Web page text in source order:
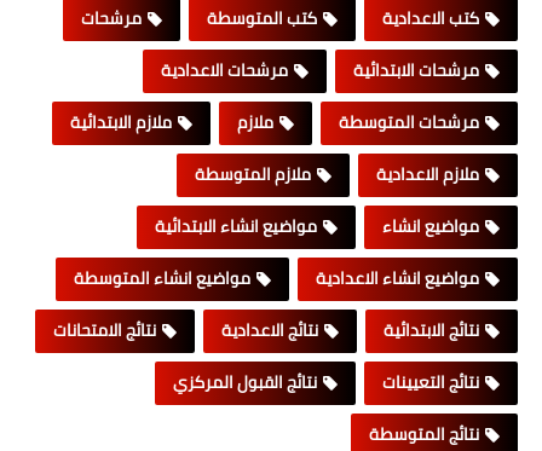
كتب الاعدادية
كتب المتوسطة
مرشحات
مرشحات الابتدائية
مرشحات الاعدادية
مرشحات المتوسطة
ملازم
ملازم الابتدائية
ملازم الاعدادية
ملازم المتوسطة
مواضيع انشاء
مواضيع انشاء الابتدائية
مواضيع انشاء الاعدادية
مواضيع انشاء المتوسطة
نتائج الابتدائية
نتائج الاعدادية
نتائج الامتحانات
نتائج التعيينات
نتائج القبول المركزي
نتائج المتوسطة